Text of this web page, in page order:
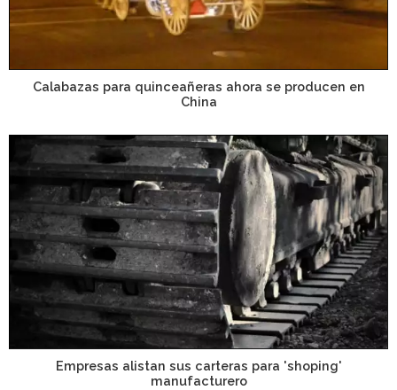
Calabazas para quinceañeras ahora se producen en
China
Empresas alistan sus carteras para 'shoping'
manufacturero